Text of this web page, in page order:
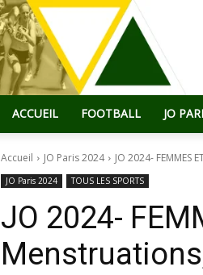
ACCUEIL FOOTBALL JO
Accueil JO Paris 2024 JO 2024-
JO Paris 2024 TOUS LES SPORTS
JO 2024-